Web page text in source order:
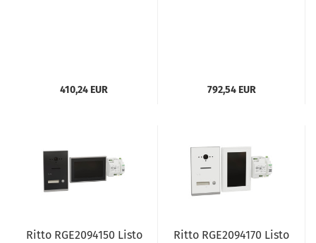
410,24 EUR 792,54 EUR
Ritto RGE2094150 Listo
Ritto RGE2094170 Listo